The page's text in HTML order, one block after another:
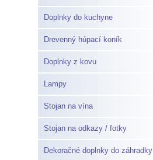
Doplnky do kuchyne
Drevenný húpací koník
Doplnky z kovu
Lampy
Stojan na vína
Stojan na odkazy / fotky
Dekoračné doplnky do záhradky